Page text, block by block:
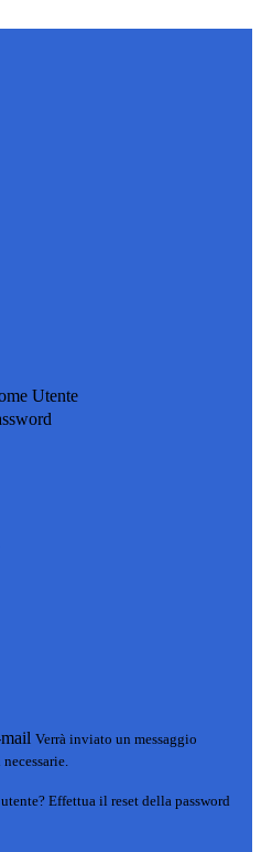
Utente
Verrà inviato un messaggio
Effettua il reset della password